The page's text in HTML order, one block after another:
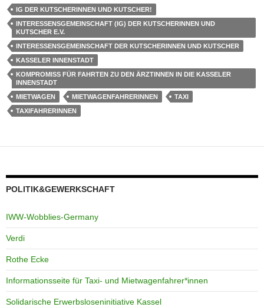
IG DER KUTSCHERINNEN UND KUTSCHER!
INTERESSENSGEMEINSCHAFT (IG) DER KUTSCHERINNEN UND
KUTSCHER E.V.
INTERESSENSGEMEINSCHAFT DER KUTSCHERINNEN UND KUTSCHER
KASSELER INNENSTADT
KOMPROMISS FÜR FAHRTEN ZU DEN ÄRZTINNEN IN DIE KASSELER
INNENSTADT
MIETWAGEN
MIETWAGENFAHRERINNEN
TAXI
TAXIFAHRERINNEN
POLITIK&GEWERKSCHAFT
IWW-Wobblies-Germany
Verdi
Rothe Ecke
Informationsseite für Taxi- und Mietwagenfahrer*innen
Solidarische Erwerbsloseninitiative Kassel